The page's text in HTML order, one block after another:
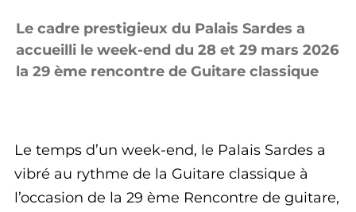
Le cadre prestigieux du Palais Sardes a
accueilli le week-end du 28 et 29 mars 2026
la 29 ème rencontre de Guitare classique
Le temps d’un week-end, le Palais Sardes a
vibré au rythme de la Guitare classique à
l’occasion de la 29 ème Rencontre de guitare,